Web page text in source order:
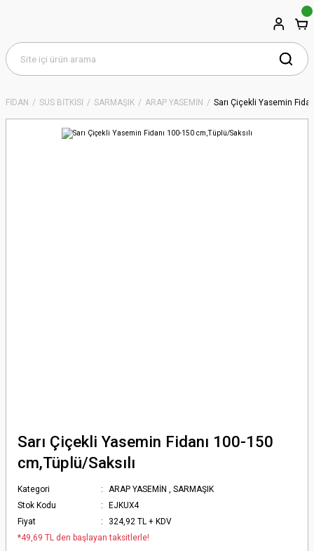
FİDAN SÜS BİTKİSİ SARMAŞIK ARAP YASEMİN Sarı Çiçekli Yasemin
Sarı Çiçekli Yasemin Fidanı 100-150
cm,Tüplü/Saksılı
Kategori ARAP YASEMİN ,SARMAŞIK
Stok Kodu
EJKUX4
Fiyat
324,92 TL + KDV
*49,69 TL den başlayan taksitlerle!